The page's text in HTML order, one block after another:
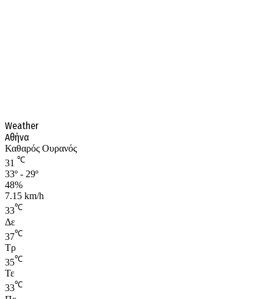
Weather
Αθήνα
Καθαρός Ουρανός
31 ℃
33º - 29º
48%
7.15 km/h
33℃
Δε
37℃
Τρ
35℃
Τε
33℃